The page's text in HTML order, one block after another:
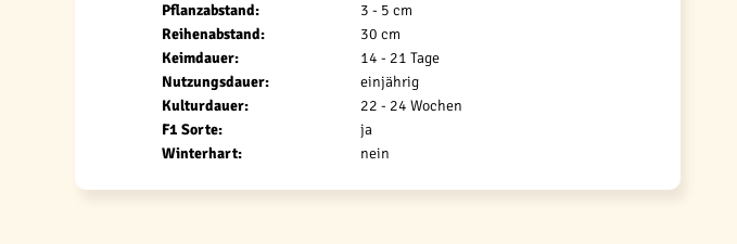
Pflanzabstand:
3 - 5 cm
Reihenabstand:
30 cm
Keimdauer:
14 - 21 Tage
Nutzungsdauer:
einjährig
Kulturdauer:
22 - 24 Wochen
F1 Sorte:
ja
Winterhart:
nein